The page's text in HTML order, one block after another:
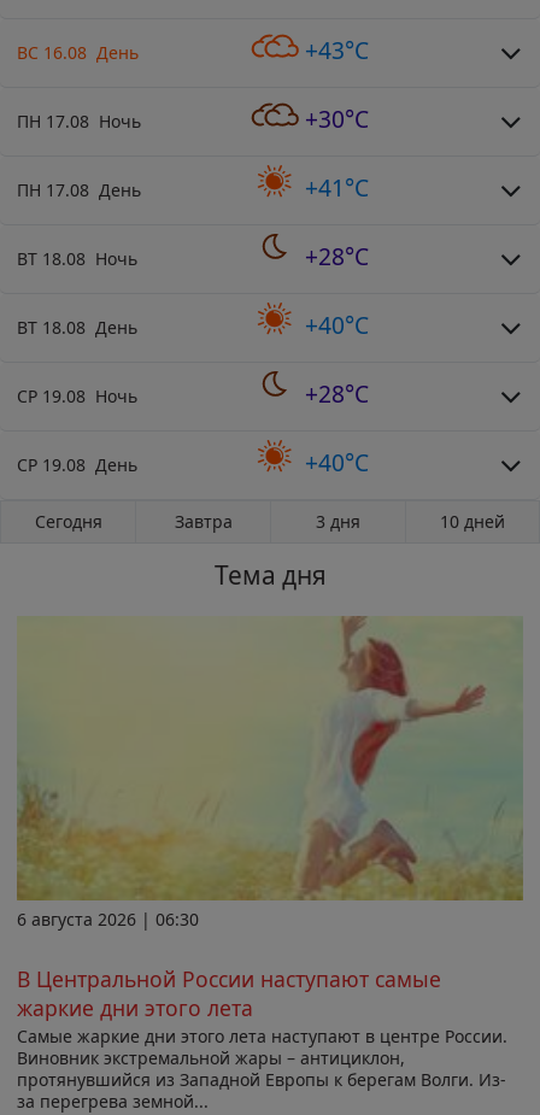
ВС 16.08 День +43°C
ПН 17.08 Ночь +30°C
ПН 17.08 День +41°C
ВТ 18.08 Ночь +28°C
ВТ 18.08 День +40°C
СР 19.08 Ночь +28°C
СР 19.08 День +40°C
Сегодня Завтра 3 дня 10 дней
Тема дня
6 августа 2026 | 06:30
В Центральной России наступают самые
жаркие дни этого лета
Самые жаркие дни этого лета наступают в центре России.
Виновник экстремальной жары – антициклон,
протянувшийся из Западной Европы к берегам Волги. Из-
за перегрева земной...